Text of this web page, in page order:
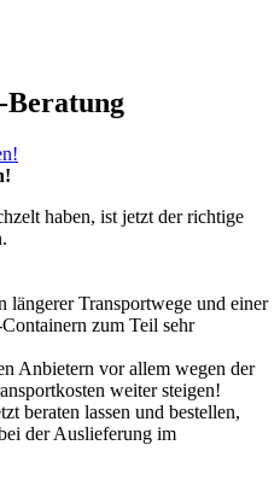
Beratung
haben, ist jetzt der richtige
längerer Transportwege und einer
zum Teil sehr
Anbietern vor allem wegen der
weiter steigen!
beraten lassen und bestellen,
der Auslieferung im